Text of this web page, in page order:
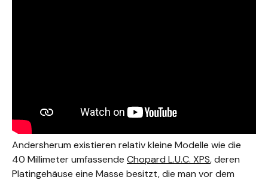
Andersherum existieren relativ kleine Modelle wie die
40 Millimeter umfassende Chopard L.U.C. XPS, deren
Platingehäuse eine Masse besitzt, die man vor dem